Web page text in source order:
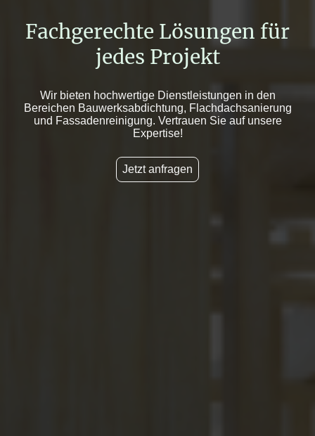
Fachgerechte Lösungen für
jedes Projekt
Wir bieten hochwertige Dienstleistungen in den
Bereichen Bauwerksabdichtung, Flachdachsanierung
und Fassadenreinigung. Vertrauen Sie auf unsere
Expertise!
Jetzt anfragen